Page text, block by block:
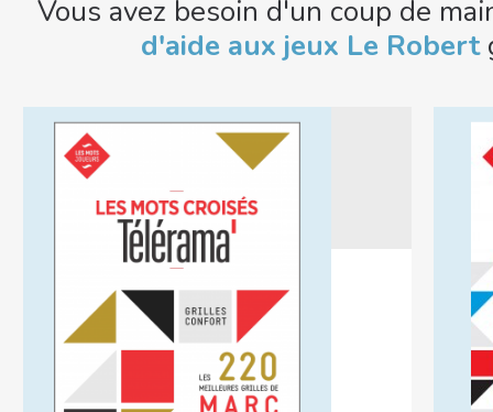
Vous avez besoin d'un coup de
d'aide aux jeux Le Robert